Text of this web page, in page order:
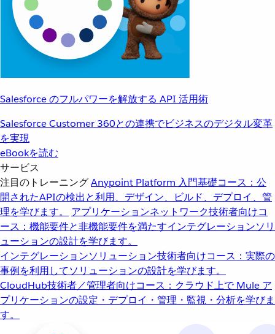
Salesforce のフルパワーを解放する API 活用術
Salesforce Customer 360との連携でビジネスのデジタル変革
を実現
eBookを読む
サービス
注目のトレーニングAnypoint Platform 入門基礎コース：公
開されたAPIの検出と利用、デザイン、ビルド、デプロイ、管
理を学びます。
アプリケーションネットワーク技術者向けコ
ース：機能要件と非機能要件を満たすインテグレーションソリ
ューションの設計を学びます。
インテグレーションソリューション技術者向けコース：実際の
事例を利用してソリューションの設計を学びます。
CloudHub技術者／管理者向けコース：クラウド上で Mule ア
プリケーションの設定・デプロイ・管理・監視・分析を学びま
す。